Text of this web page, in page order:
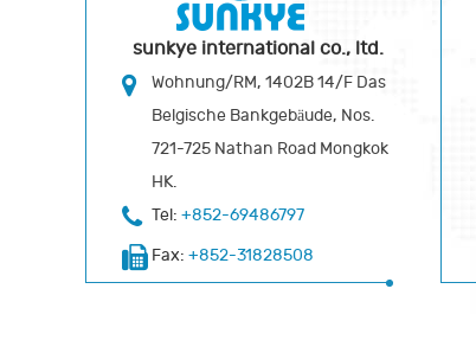
sunkye international co., ltd.
Wohnung/RM, 1402B 14/F Das
Belgische Bankgebäude, Nos.
721-725 Nathan Road Mongkok
HK.
Tel: +852-69486797
Fax: +852-31828508